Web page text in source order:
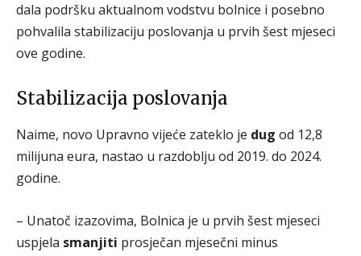
dala podršku aktualnom vodstvu bolnice i posebno
pohvalila stabilizaciju poslovanja u prvih šest mjeseci
ove godine.
Stabilizacija poslovanja
Naime, novo Upravno vijeće zateklo je dug od 12,8
milijuna eura, nastao u razdoblju od 2019. do 2024.
godine.
– Unatoč izazovima, Bolnica je u prvih šest mjeseci
uspjela smanjiti prosječan mjesečni minus